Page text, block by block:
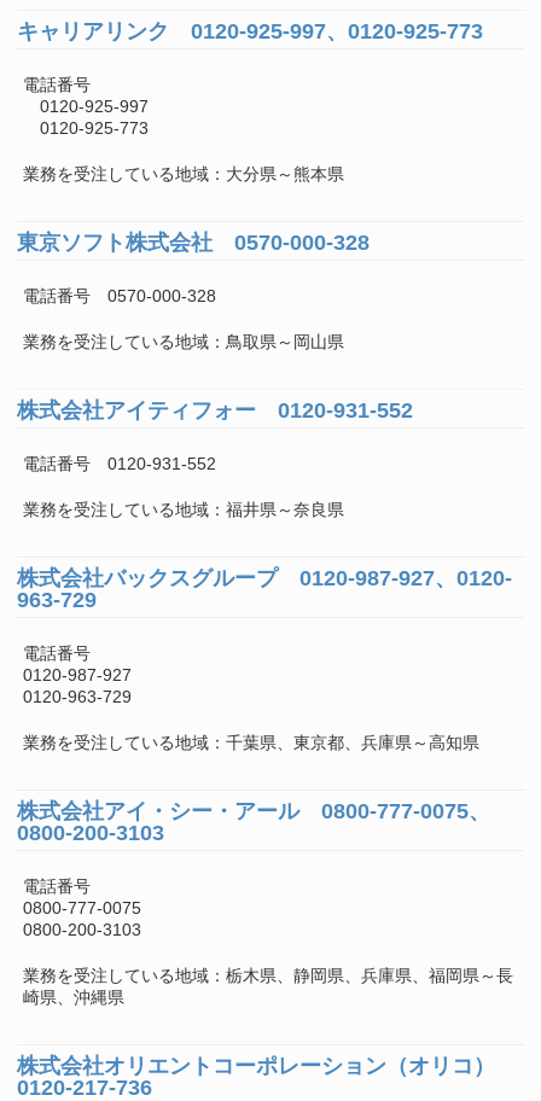
キャリアリンク 0120-925-997、0120-925-773
電話番号
0120-925-997
0120-925-773
業務を受注している地域：大分県～熊本県
東京ソフト株式会社 0570-000-328
電話番号 0570-000-328
業務を受注している地域：鳥取県～岡山県
株式会社アイティフォー 0120-931-552
電話番号 0120-931-552
業務を受注している地域：福井県～奈良県
株式会社バックスグループ 0120-987-927、0120-
963-729
電話番号
0120-987-927
0120-963-729
業務を受注している地域：千葉県、東京都、兵庫県～高知県
株式会社アイ・シー・アール 0800-777-0075、
0800-200-3103
電話番号
0800-777-0075
0800-200-3103
業務を受注している地域：栃木県、静岡県、兵庫県、福岡県～長
崎県、沖縄県
株式会社オリエントコーポレーション（オリコ）
0120-217-736